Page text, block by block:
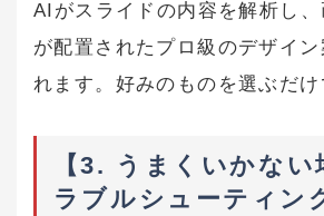
AIがスライドの内容を解析し
が配置されたプロ級のデザイン
れます。好みのものを選ぶだけ
【3. うまくいかない
ラブルシューティン